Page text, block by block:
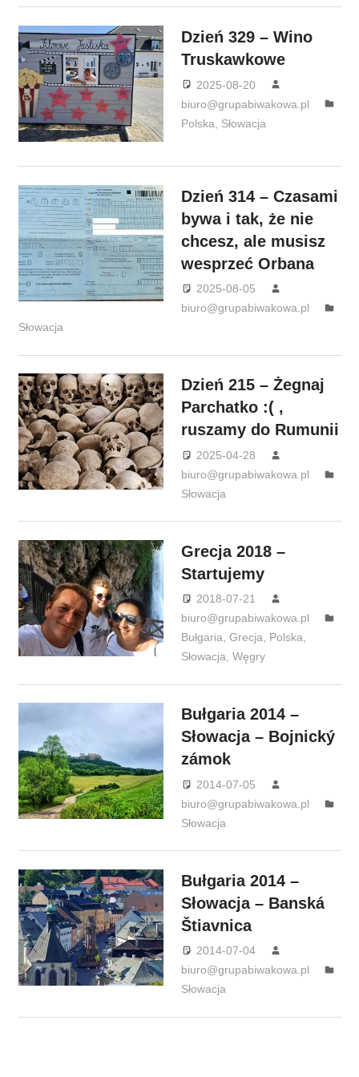
Dzień 329 – Wino
Truskawkowe
2025-08-20
biuro@grupabiwakowa.pl
Polska
Słowacja
Dzień 314 – Czasami
bywa i tak, że nie
chcesz, ale musisz
wesprzeć Orbana
2025-08-05
biuro@grupabiwakowa.pl
Słowacja
Dzień 215 – Żegnaj
Parchatko :( ,
ruszamy do Rumunii
2025-04-28
biuro@grupabiwakowa.pl
Słowacja
Grecja 2018 –
Startujemy
2018-07-21
biuro@grupabiwakowa.pl
Bułgaria,Grecja, Polska,
Słowacja,Węgry
Bułgaria 2014 –
Słowacja – Bojnický
zámok
2014-07-05
biuro@grupabiwakowa.pl
Słowacja
Bułgaria 2014 –
Słowacja – Banská
Štiavnica
2014-07-04
biuro@grupabiwakowa.pl
Słowacja